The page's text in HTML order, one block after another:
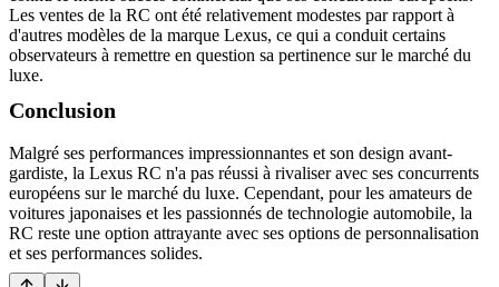
Les ventes de la RC ont été relativement modestes par rapport à
d'autres modèles de la marque Lexus, ce qui a conduit certains
observateurs à remettre en question sa pertinence sur le marché du
luxe.
Conclusion
Malgré ses performances impressionnantes et son design avant-
gardiste, la Lexus RC n'a pas réussi à rivaliser avec ses concurrents
européens sur le marché du luxe. Cependant, pour les amateurs de
voitures japonaises et les passionnés de technologie automobile, la
RC reste une option attrayante avec ses options de personnalisation
et ses performances solides.